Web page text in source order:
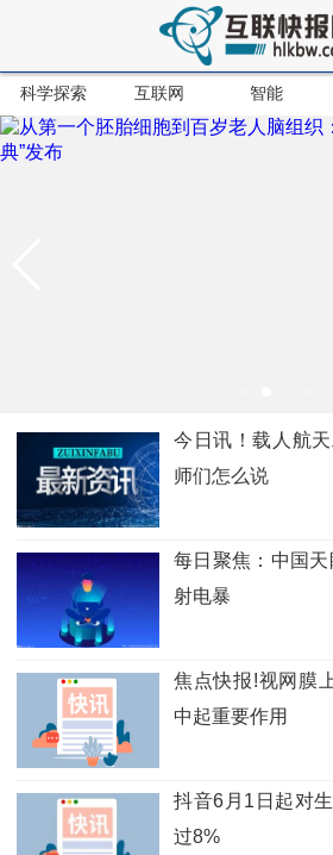
科学探索 互联网 智能
今日讯！载人航
师们怎么说
每日聚焦：中国天
射电暴
焦点快报!视网膜
中起重要作用
抖音6月1日起对
过8%